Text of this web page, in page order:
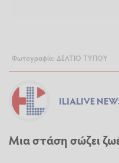
Φωτογραφία: ΔΕΛΤΙΟ ΤΥΠΟΥ
ILIALIVE
Μια στάση σώζει